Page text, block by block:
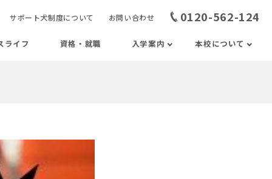
サポート犬制度について お問い合わせ 0120-562-124
ライフ 資格・就職 入学案内 本校について